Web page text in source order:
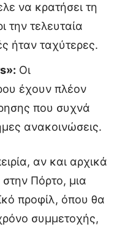
να κρατήσει τη
την τελευταία
ήταν ταχύτερες.
Οι
έχουν πλέον
που συχνά
ανακοινώσεις.
αν και αρχικά
Πόρτο, μια
προφίλ, όπου θα
συμμετοχής,